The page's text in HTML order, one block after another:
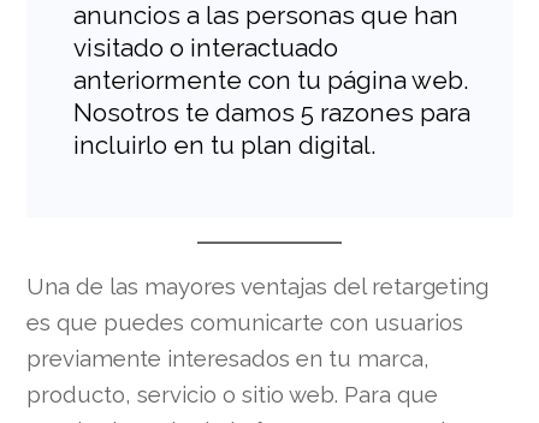
anuncios a las personas que han
visitado o interactuado
anteriormente con tu página web.
Nosotros te damos 5 razones para
incluirlo en tu plan digital.
Una de las mayores ventajas del retargeting
es que puedes comunicarte con usuarios
previamente interesados en tu marca,
producto, servicio o sitio web. Para que